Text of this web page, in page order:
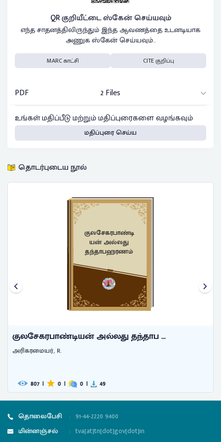
QR குறியீட்டை ஸ்கேன் செய்யவும்
எந்த சாதனத்திலிருந்தும் இந்த ஆவணத்தை உடனடியாக
அணுக ஸ்கேன் செய்யவும்..
MARC காட்சி CITE குறிப்பு
PDF
2 Files
உங்கள் மதிப்பீடு மற்றும் மதிப்புரைகளை வழங்கவும்
மதிப்புரை செய்ய
தொடர்புடைய நூல்
குலசேகரபாண்டி
யன் அல்லது
தந்தாபஹரணம்
குலசேகரபாண்டியன் அல்லது தந்தாப ...
அரிகரமையர், R.
807 | 0 | 0 | 49
தொலைபேசி : 91-44-2220 9400
மின்னஞ்சல்
: tva[at]tn[dot]gov[dot]in